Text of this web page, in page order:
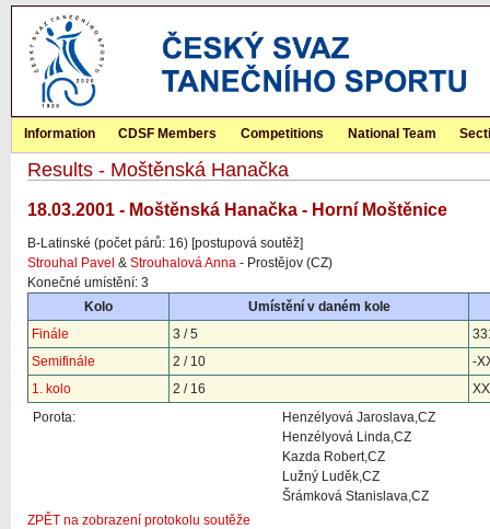
Information CDSF Members Competitions National Team
Results - Moštěnská Hanačka
18.03.2001 - Moštěnská Hanačka - Horní Moštěnice
B-Latinské (počet párů: 16) [postupová soutěž]
Strouhal Pavel & Strouhalová Anna - Prostějov (CZ)
Konečné umístění: 3
Kolo
Umístění v daném kole
Finále
3 / 5
Semifinále
2 / 10
-
1. kolo
2 / 16
Porota:
Henzélyová Jaroslava,CZ
Henzélyová Linda,CZ
Kazda Robert,CZ
Lužný Luděk,CZ
Šrámková Stanislava,CZ
ZPĚT na zobrazení protokolu soutěže